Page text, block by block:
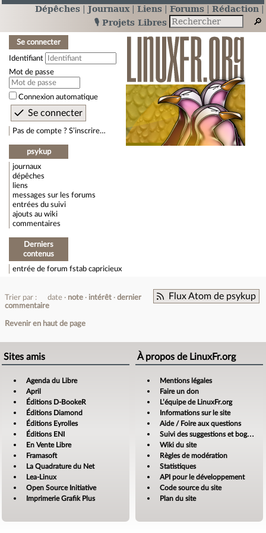
Dépêches Journaux Liens Forums
Rédaction
🎙️ Projets Libres
Se connecter
Identifiant
Mot de passe
Connexion automatique
Pas de compte ? S’inscrire…
psykup
journaux
dépêches
liens
messages sur les forums
entrées du suivi
ajouts au wiki
commentaires
Derniers
contenus
entrée de forum fstab capricieux
Flux Atom de psykup
Trier par : date note intérêt
dernier
commentaire
Revenir en haut de page
Sites amis
Agenda du Libre
April
Éditions D-BookeR
Éditions Diamond
Éditions Eyrolles
Éditions ENI
En Vente Libre
Framasoft
La Quadrature du Net
Lea-Linux
Open Source Initiative
Imprimerie Grafik Plus
À propos de LinuxFr.org
Mentions légales
Faire un don
L’équipe de LinuxFr.org
Informations sur le site
Aide / Foire aux questions
Suivi des suggestions et bogues
Wiki du site
Règles de modération
Statistiques
API pour le développement
Code source du site
Plan du site